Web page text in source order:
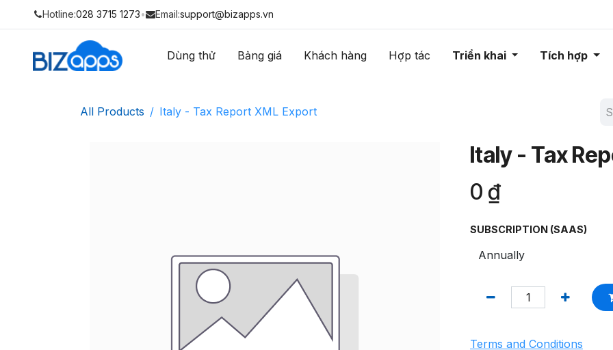
Hotline:028 3715 1273• Email:support@bizapps.vn
Dùng thử Bảng giá Khách hàng Hợp tác Triển khai Tích hợp
All Products Italy - Tax Report XML Export
Italy - Tax
0 ₫
SUBSCRIPTION (SAAS)
Terms and Conditions